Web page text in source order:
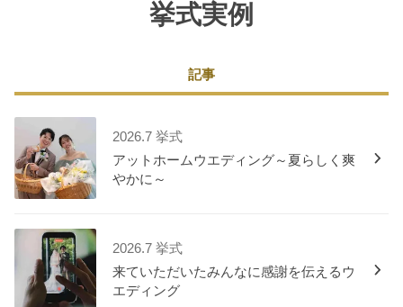
挙式実例
記事
2026.7 挙式
アットホームウエディング～夏らしく爽
やかに～
2026.7 挙式
来ていただいたみんなに感謝を伝えるウ
エディング